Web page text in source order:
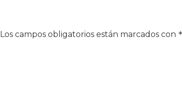
Los campos obligatorios están marcados con